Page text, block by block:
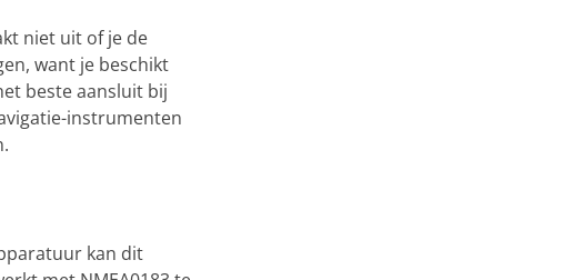
niet uit of je de
want je beschikt
beste aansluit bij
instrumenten
kan dit